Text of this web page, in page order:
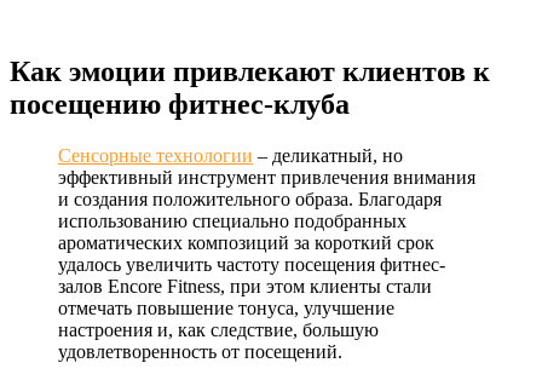
Как эмоции привлекают клиентов к
посещению фитнес-клуба
Сенсорные технологии – деликатный, но
эффективный инструмент привлечения внимания
и создания положительного образа. Благодаря
использованию специально подобранных
ароматических композиций за короткий срок
удалось увеличить частоту посещения фитнес-
залов Encore Fitness, при этом клиенты стали
отмечать повышение тонуса, улучшение
настроения и, как следствие, большую
удовлетворенность от посещений.